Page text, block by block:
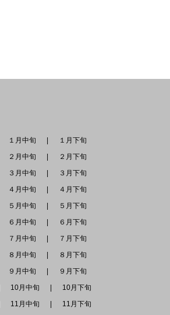
１月中旬
１月下旬
２月中旬
２月下旬
３月中旬
３月下旬
４月中旬
４月下旬
５月中旬
５月下旬
６月中旬
６月下旬
７月中旬
７月下旬
８月中旬
８月下旬
９月中旬
９月下旬
10月中旬
10月下旬
11月中旬 11月下旬